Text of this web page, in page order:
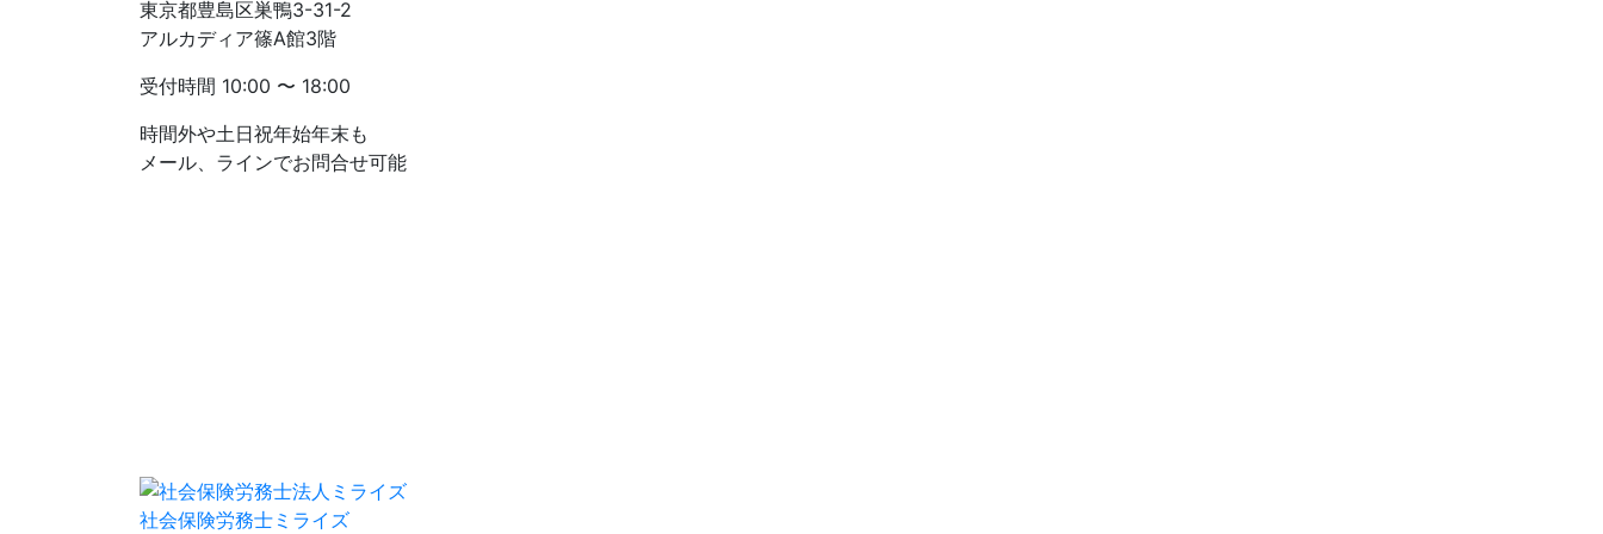
東京都豊島区巣鴨3-31-2
アルカディア篠A館3階
受付時間 10:00 〜 18:00
時間外や土日祝年始年末も
メール、ラインでお問合せ可能
社会保険労務士ミライズ